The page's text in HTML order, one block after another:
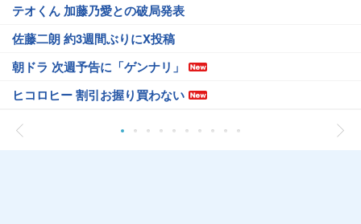
テオくん 加藤乃愛との破局発表
佐藤二朗 約3週間ぶりにX投稿
朝ドラ 次週予告に「ゲンナリ」
ヒコロヒー 割引お握り買わない